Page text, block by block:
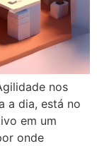
nos
a dia, está no
em um
onde